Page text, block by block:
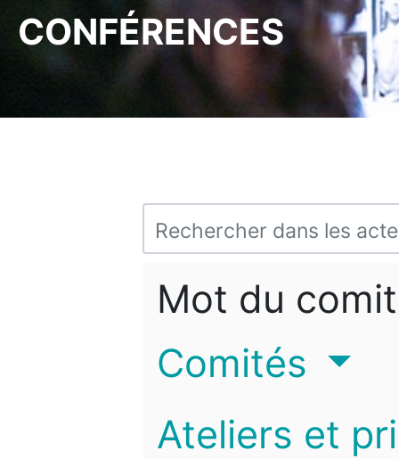
CONFÉRENCES
Mot du
Comités
Ateliers et